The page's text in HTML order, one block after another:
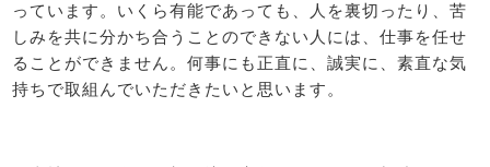
っています。いくら有能であっても、人を裏切ったり、苦
しみを共に分かち合うことのできない人には、仕事を任せ
ることができません。何事にも正直に、誠実に、素直な気
持ちで取組んでいただきたいと思います。